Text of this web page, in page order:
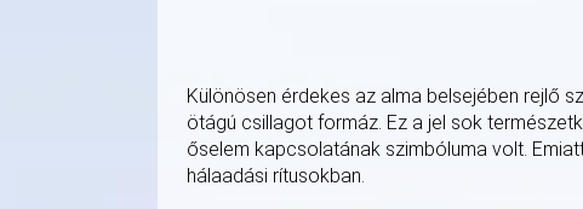
Különösen érdekes az alma belsejében rejlő
ötágú csillagot formáz. Ez a jel sok
őselem kapcsolatának szimbóluma volt.
hálaadási rítusokban.